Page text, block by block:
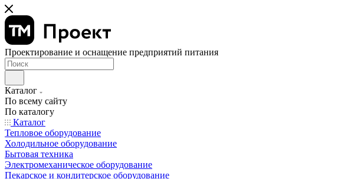
Проектирование и оснащение предприятий питания
Каталог
По всему сайту
По каталогу
Каталог
Тепловое оборудование
Холодильное оборудование
Бытовая техника
Электромеханическое оборудование
Пекарское и кондитерское оборудование